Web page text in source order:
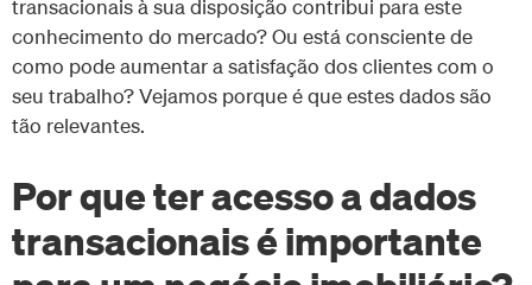
transacionais à sua disposição contribui para este
conhecimento do mercado? Ou está consciente de
como pode aumentar a satisfação dos clientes com o
seu trabalho? Vejamos porque é que estes dados são
tão relevantes.
​​Por que ter acesso a dados
transacionais é importante